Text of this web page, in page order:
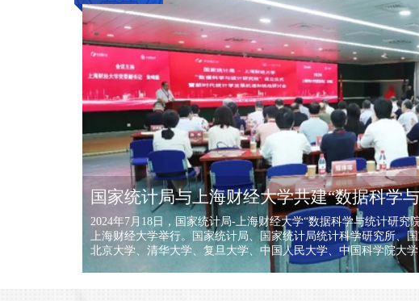
国家统计局与上海财经大学共建“数据科学
2024年7月18日，国家统计局-上海财经大学“数据科学与统计研
上海财经大学举行。国家统计局、国家统计局统计科学研究所、
北京大学、清华大学、复旦大学、中国人民大学、中国科学院大
70余位专家学者，以及上海财经大学校长刘元春、校党委副书记